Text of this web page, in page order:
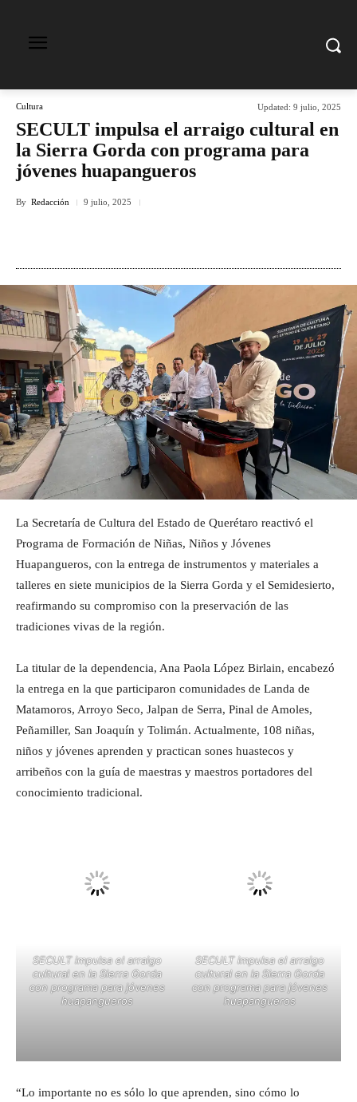
Cultura Updated: 9 julio, 2025
SECULT impulsa el arraigo cultural en
la Sierra Gorda con programa para
jóvenes huapangueros
By Redacción 9 julio, 2025
La Secretaría de Cultura del Estado de Querétaro reactivó el
Programa de Formación de Niñas, Niños y Jóvenes
Huapangueros, con la entrega de instrumentos y materiales a
talleres en siete municipios de la Sierra Gorda y el Semidesierto,
reafirmando su compromiso con la preservación de las
tradiciones vivas de la región.
La titular de la dependencia, Ana Paola López Birlain, encabezó
la entrega en la que participaron comunidades de Landa de
Matamoros, Arroyo Seco, Jalpan de Serra, Pinal de Amoles,
Peñamiller, San Joaquín y Tolimán. Actualmente, 108 niñas,
niños y jóvenes aprenden y practican sones huastecos y
arribeños con la guía de maestras y maestros portadores del
conocimiento tradicional.
SECULT impulsa el arraigo
cultural en la Sierra Gorda
con programa para jóvenes
huapangueros
SECULT impulsa el arraigo
cultural en la Sierra Gorda
con programa para jóvenes
huapangueros
“Lo importante no es sólo lo que aprenden, sino cómo lo